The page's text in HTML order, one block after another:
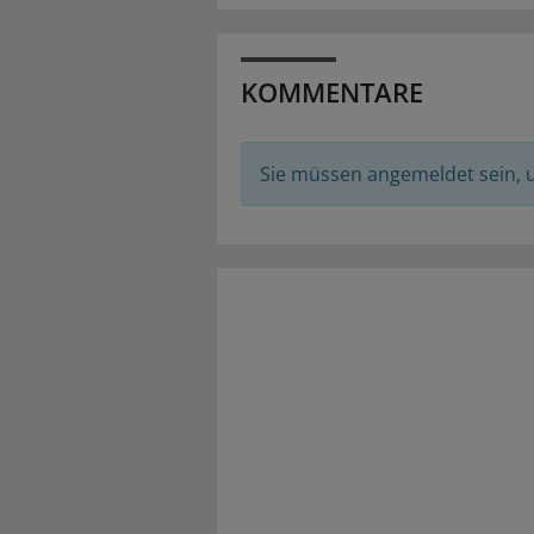
KOMMENTARE
Sie müssen angemeldet